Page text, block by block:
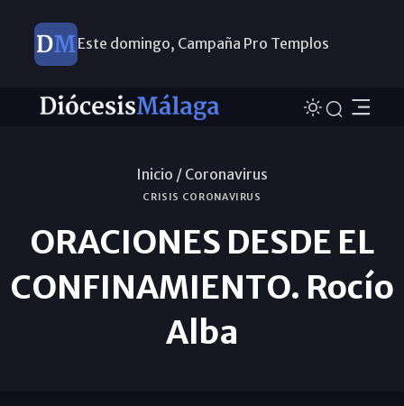
Este domingo, Campaña Pro Templos
Inicio / Coronavirus
CRISIS CORONAVIRUS
ORACIONES DESDE EL
CONFINAMIENTO. Rocío
Alba